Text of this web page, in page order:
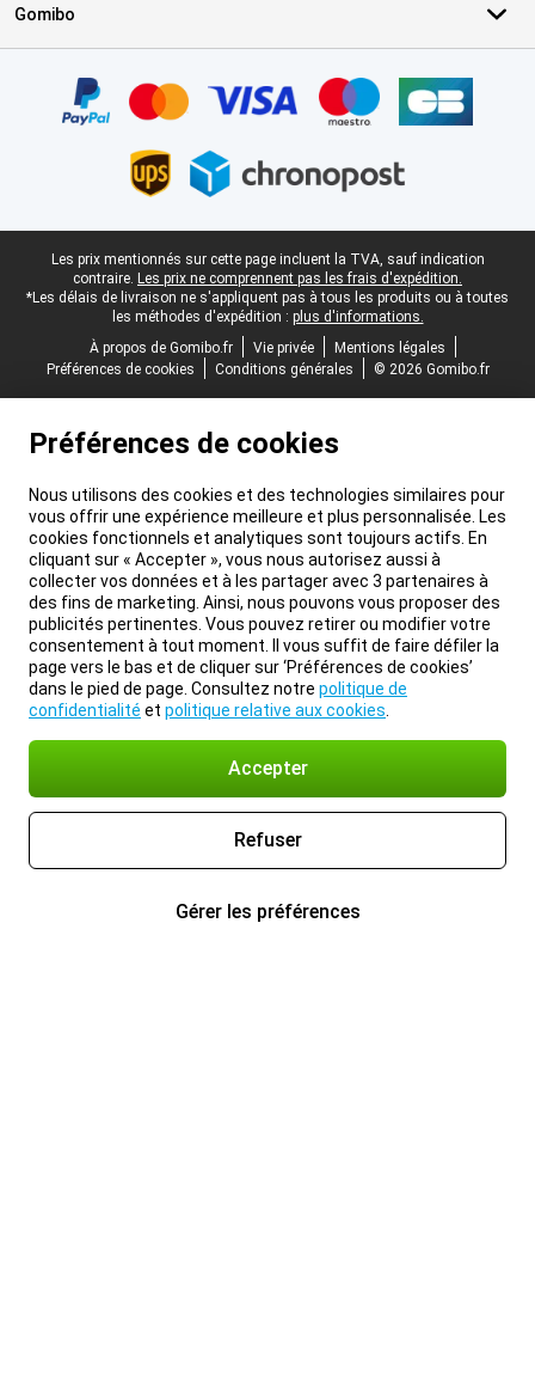
Gomibo
Pied-de-page légal
Les prix mentionnés sur cette page incluent la TVA, sauf indication
contraire. Les prix ne comprennent pas les frais d'expédition.
*Les délais de livraison ne s'appliquent pas à tous les produits ou à toutes
les méthodes d'expédition : plus d'informations.
À propos de Gomibo.fr
Vie privée
Mentions légales
Préférences de cookies
Conditions générales © 2026 Gomibo.fr
Préférences de cookies
Nous utilisons des cookies et des technologies similaires pour
vous offrir une expérience meilleure et plus personnalisée. Les
cookies fonctionnels et analytiques sont toujours actifs. En
cliquant sur « Accepter », vous nous autorisez aussi à
collecter vos données et à les partager avec 3 partenaires à
des fins de marketing. Ainsi, nous pouvons vous proposer des
publicités pertinentes. Vous pouvez retirer ou modifier votre
consentement à tout moment. Il vous suffit de faire défiler la
page vers le bas et de cliquer sur ‘Préférences de cookies’
dans le pied de page. Consultez notre politique de
confidentialité et politique relative aux cookies
Accepter
Refuser
Gérer les préférences